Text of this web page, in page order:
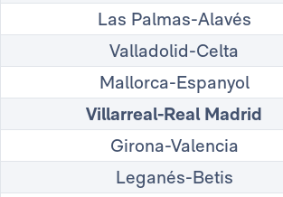
Las Palmas-Alavés
Valladolid-Celta
Mallorca-Espanyol
Villarreal-Real Madrid
Girona-Valencia
Leganés-Betis